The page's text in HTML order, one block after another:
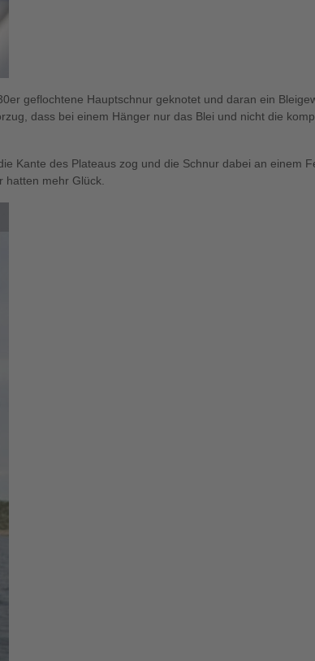
geflochtene Hauptschnur geknotet und daran ein
dass bei einem Hänger nur das Blei und nicht die
Kante des Plateaus zog und die Schnur dabei an einem
hatten mehr Glück.